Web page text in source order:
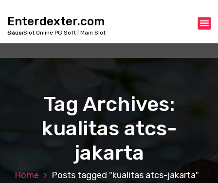
o
Enterdexter.com
Situs Slot Online PG Soft | Main Slot Gacor
Tag Archives:
kualitas atcs-
jakarta
Home Posts tagged "kualitas atcs-jakarta"